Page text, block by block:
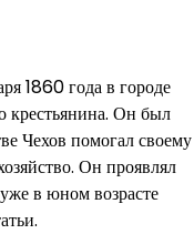
1860 года в городе
крестьянина. Он был
Чехов помогал своему
Он проявлял
в юном возрасте